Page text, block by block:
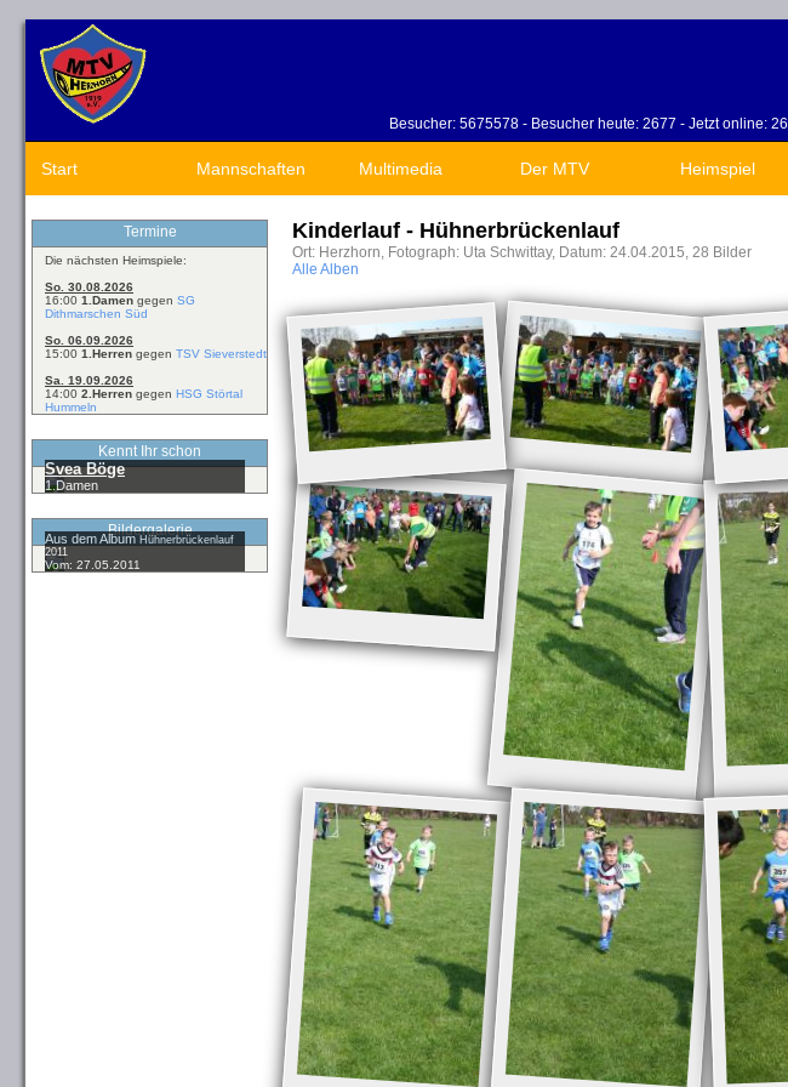
Besucher: 5675578 - Besucher heute: 2677 - Jetzt online: 26
Start Mannschaften Multimedia Der MTV Heimspiel
Termine
Die nächsten Heimspiele:
So. 30.08.2026
16:00 1.Damen gegen SG
Dithmarschen Süd
So. 06.09.2026
15:00 1.Herren gegen TSV Sieverstedt
Sa. 19.09.2026
14:00 2.Herren gegen HSG Störtal
Hummeln
Kennt Ihr schon
Svea Böge
1.Damen
Bildergalerie
Aus dem AlbumHühnerbrückenlauf
2011
Vom: 27.05.2011
Kinderlauf - Hühnerbrückenlauf
Ort: Herzhorn, Fotograph: Uta Schwittay, Datum: 24.04.2015, 28 Bilder
Alle Alben